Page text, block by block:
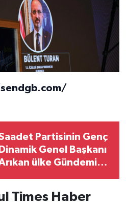
Partisinin Genç
Dinamik Genel Başkanı
ülke Gündemini
Times Haber